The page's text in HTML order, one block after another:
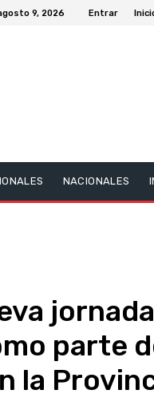
9, 2026 Entrar
NACIONALES
parte
la